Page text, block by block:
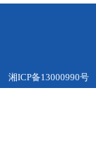
湘ICP备13000990号